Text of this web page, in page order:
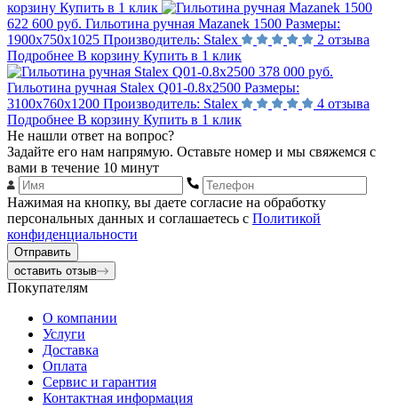
корзину Купить в 1 клик
622 600 руб. Гильотина ручная Mazanek 1500 Размеры:
1900х750х1025 Производитель: Stalex
2 отзыва
Подробнее В корзину Купить в 1 клик
378 000 руб.
Гильотина ручная Stalex Q01-0.8x2500 Размеры:
3100х760х1200 Производитель: Stalex
4 отзыва
Подробнее В корзину Купить в 1 клик
Не нашли ответ на вопрос?
Задайте его нам напрямую. Оставьте номер и мы свяжемся с
вами в течение 10 минут
Нажимая на кнопку, вы даете согласие на обработку
персональных данных и соглашаетесь с Политикой
конфиденциальности
Отправить
оставить отзыв
Покупателям
О компании
Услуги
Доставка
Оплата
Сервис и гарантия
Контактная информация